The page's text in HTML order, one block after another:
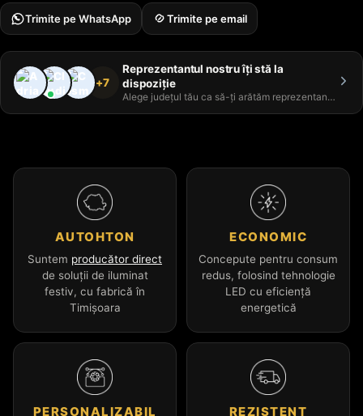
Trimite pe WhatsApp Trimite pe email
+7
Reprezentantul nostru îți stă la
dispoziție
Alege județul tău ca să-ți arătăm reprezentantul
AUTOHTON
Suntem producător direct
de soluții de iluminat
festiv, cu fabrică în
Timișoara
ECONOMIC
Concepute pentru consum
redus, folosind tehnologie
LED cu eficiență
energetică
PERSONALIZABIL REZISTENT